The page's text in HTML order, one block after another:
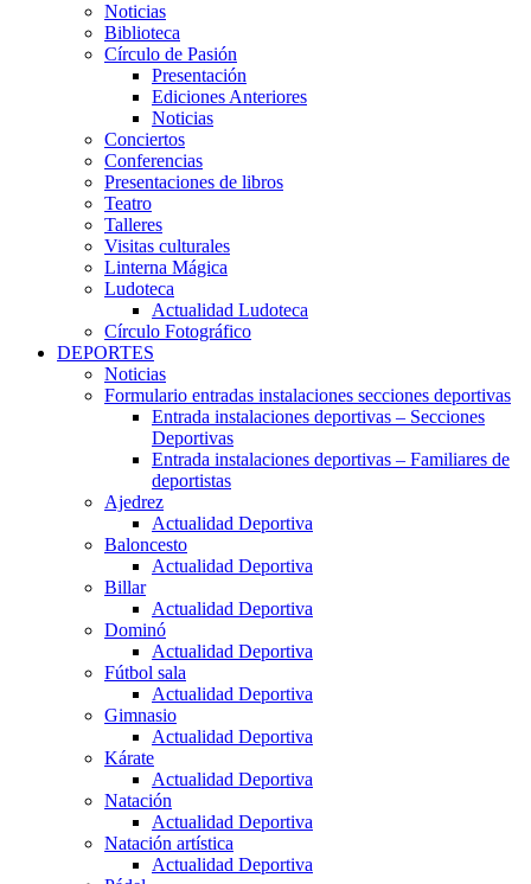
Noticias
Biblioteca
Círculo de Pasión
Presentación
Ediciones Anteriores
Noticias
Conciertos
Conferencias
Presentaciones de libros
Teatro
Talleres
Visitas culturales
Linterna Mágica
Ludoteca
Actualidad Ludoteca
Círculo Fotográfico
DEPORTES
Noticias
Formulario entradas instalaciones secciones deportivas
Entrada instalaciones deportivas – Secciones
Deportivas
Entrada instalaciones deportivas – Familiares de
deportistas
Ajedrez
Actualidad Deportiva
Baloncesto
Actualidad Deportiva
Billar
Actualidad Deportiva
Dominó
Actualidad Deportiva
Fútbol sala
Actualidad Deportiva
Gimnasio
Actualidad Deportiva
Kárate
Actualidad Deportiva
Natación
Actualidad Deportiva
Natación artística
Actualidad Deportiva